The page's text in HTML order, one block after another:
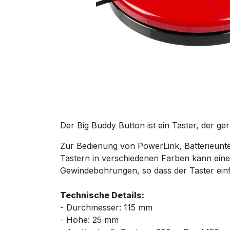
Der Big Buddy Button ist ein Taster, der
Zur Bedienung von PowerLink,
Tastern in verschiedenen Farben kann
Gewindebohrungen, so dass der Taster
Technische Details:
- Durchmesser: 115 mm
- Höhe: 25 mm